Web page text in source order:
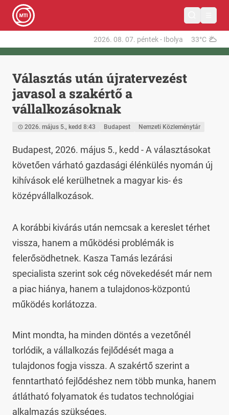
2026. 08. 07. péntek- Ibolya 33°C
Választás után újratervezést
javasol a szakértő a
vállalkozásoknak
2026. május 5., kedd 8:43 Budapest Nemzeti Közleménytár
Budapest, 2026. május 5., kedd - A választásokat
követően várható gazdasági élénkülés nyomán új
kihívások elé kerülhetnek a magyar kis- és
középvállalkozások.
A korábbi kivárás után nemcsak a kereslet térhet
vissza, hanem a működési problémák is
felerősödhetnek. Kasza Tamás lezárási
specialista szerint sok cég növekedését már nem
a piac hiánya, hanem a tulajdonos-központú
működés korlátozza.
Mint mondta, ha minden döntés a vezetőnél
torlódik, a vállalkozás fejlődését maga a
tulajdonos fogja vissza. A szakértő szerint a
fenntartható fejlődéshez nem több munka, hanem
átlátható folyamatok és tudatos technológiai
alkalmazás szükséges.